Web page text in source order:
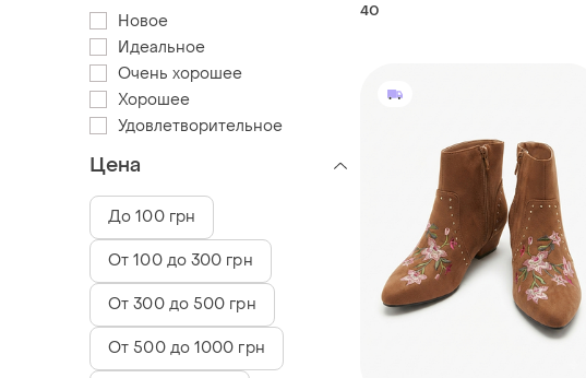
40
Новое
Идеальное
Очень хорошее
Хорошее
Удовлетворительное
Цена
До 100 грн
От 100 до 300 грн
От 300 до 500 грн
От 500 до 1000 грн